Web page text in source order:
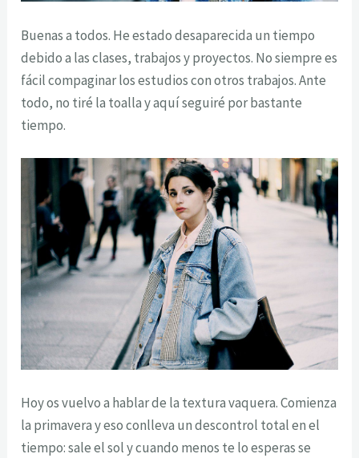
Buenas a todos. He estado desaparecida un tiempo
debido a las clases, trabajos y proyectos. No siempre es
fácil compaginar los estudios con otros trabajos. Ante
todo, no tiré la toalla y aquí seguiré por bastante
tiempo.
Hoy os vuelvo a hablar de la textura vaquera. Comienza
la primavera y eso conlleva un descontrol total en el
tiempo: sale el sol y cuando menos te lo esperas se